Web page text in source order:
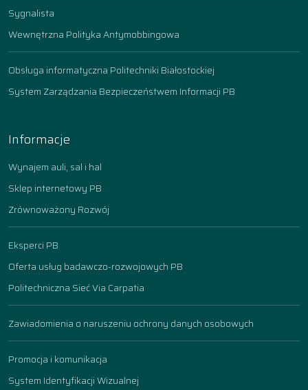
Sygnalista
Wewnętrzna Polityka Antymobbingowa
Obsługa informatyczna Politechniki Białostockiej
System Zarządzania Bezpieczeństwem Informacji PB
Informacje
Wynajem auli, sal i hal
Sklep internetowy PB
Zrównoważony Rozwój
Eksperci PB
Oferta usług badawczo-rozwojowych PB
Politechniczna Sieć Via Carpatia
Zawiadomienia o naruszeniu ochrony danych osobowych
Promocja i komunikacja
System Identyfikacji Wizualnej